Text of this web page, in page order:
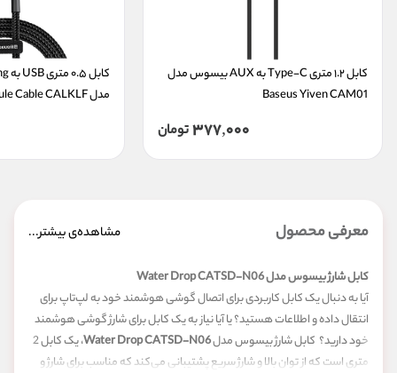
Baseus Yiven CAM01
377,000تومان
مدل Baseus Cafule Cable CALKLF
معرفی محصول مشاهده‌ی بیشتر...
کابل شارژ بیسوس مدل Water Drop CATSD-N06
آیا به دنبال یک کابل کاربردی برای اتصال گوشی هوشمند خود به لپ‌تاپ برای
انتقال داده و اطلاعات هستید؟ یا آیا نیاز به یک کابل برای شارژ گوشی هوشمند
خود دارید؟ کابل شارژ بیسوس مدلWater Drop CATSD-N06
، یک کابل 2
متری است که از توان بالا و شارژ سریع پشتیبانی می‌کند که مناسب برای شارژ و